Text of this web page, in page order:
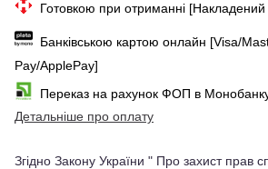
Готовкою при отриманні [Накладений
Банківською картою онлайн [Visa/
Pay/ApplePay]
Переказ на рахунок ФОП в
Детальніше про оплату
Згідно Закону України " Про захист прав